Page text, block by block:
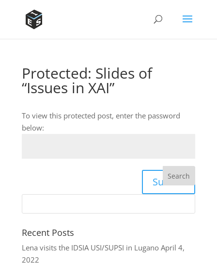
Protected: Slides of
“Issues in XAI”
To view this protected post, enter the password
below:
Submit
Recent Posts
Lena visits the IDSIA USI/SUPSI in Lugano April 4,
2022